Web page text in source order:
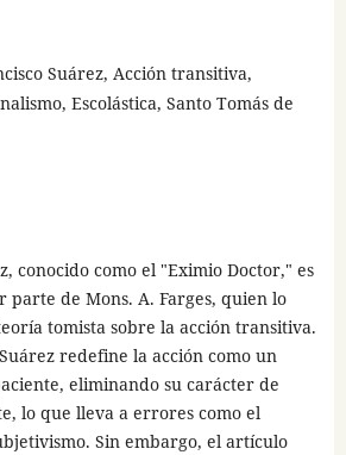
Suárez, Acción transitiva,
Escolástica, Santo Tomás de
conocido como el "Eximio Doctor," es
parte de Mons. A. Farges, quien lo
tomista sobre la acción transitiva.
redefine la acción como un
eliminando su carácter de
lo que lleva a errores como el
Sin embargo, el artículo